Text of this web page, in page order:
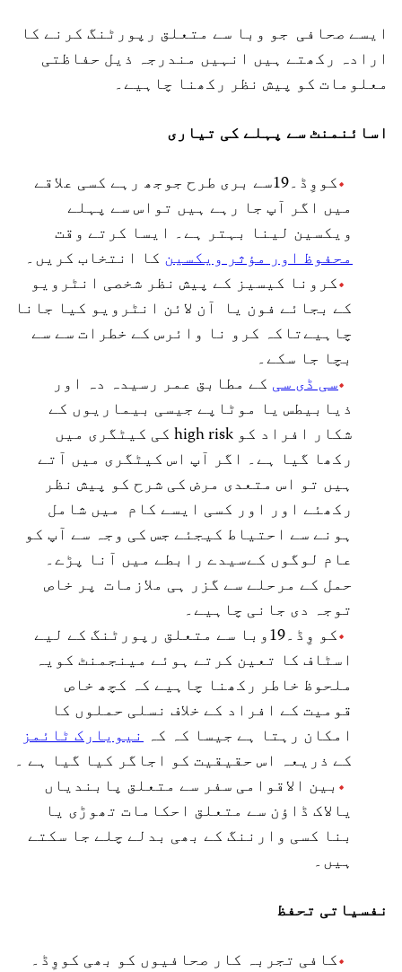
ایسے صحافی جو وبا سے متعلق رپورٹنگ کرنے کا
ارادہ رکھتے ہیں انہیں مندرجہ ذیل حفاظتی
معلومات کو پیش نظر رکھنا چاہیے۔
اسائنمنٹ سے پہلے کی تیاری
کووِڈ۔19سے بری طرح جوجھ رہے کسی علاقے
میں اگر آپ جا رہے ہیں تواس سے پہلے
ویکسین لینا بہتر ہے۔ ایسا کرتے وقت
محفوظ اور مؤثر ویکسین کا انتخاب کریں۔
کرونا کیسیز کے پیش نظر شخصی انٹرویو
کے بجائے فون یا آن لائن انٹرویو کیا جانا
چاہیےتاکہ کرو نا وائرس کے خطرات سے سے
بچا جا سکے۔
سی ڈی سی کے مطابق عمر رسیدہ دہ اور
ذیابیطس یا موٹاپے جیسی بیماریوں کے
شکار افراد کو high risk کی کیٹگری میں
رکھا گیا ہے۔ اگر آپ اس کیٹگری میں آتے
ہیں تو اس متعدی مرض کی شرح کو پیش نظر
رکھئے اور اور کسی ایسے کام میں شامل
ہونے سے احتیاط کیجئے جس کی وجہ سے آپ کو
عام لوگوں کےسیدے رابطے میں آنا پڑے۔
حمل کے مرحلے سے گزر ہی ملازمات پر خاص
توجہ دی جانی چاہیے۔
کو وِڈ۔19وبا سے متعلق رپورٹنگ کے لیے
اسٹاف کا تعین کرتے ہوئے مینجمنٹ کویہ
ملحوظ خاطر رکھنا چاہیے کہ کچھ خاص
قومیت کے افراد کے خلاف نسلی حملوں کا
امکان رہتا ہے جیسا کہ کہ نیویارک ٹائمز
کے ذریعہ اس حقیقیت کو اجاگر کیا گیا ہے ۔
بین الاقوامی سفر سے متعلق پابندیاں
یالاک ڈاؤن سے متعلق احکامات تھوڑی یا
بنا کسی وارننگ کے بھی بدلے چلے جا سکتے
ہیں۔
نفسیاتی تحفظ
کافی تجربہ کار صحافیوں کو بھی کووِڈ۔